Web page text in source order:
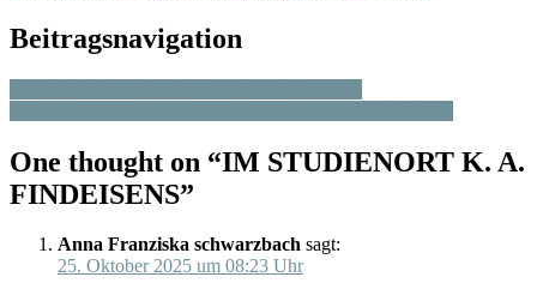
Beitragsnavigation
One thought on “IM STUDIENORT K. A.
FINDEISENS”
Anna Franziska schwarzbach sagt:
25. Oktober 2025 um 08:23 Uhr